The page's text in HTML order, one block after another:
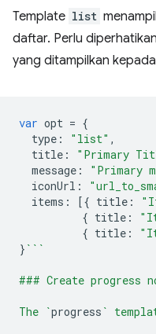
Template list
daftar. Perlu
yang ditampilkan
var opt = {
type : "list" ,
title : "Primary
message : "Primary
iconUrl :
items : [{ title :
{ title :
{ title :
} ```
### Create
The `progress `